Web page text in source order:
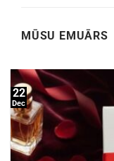
MŪSU EMUĀRS
22
Dec